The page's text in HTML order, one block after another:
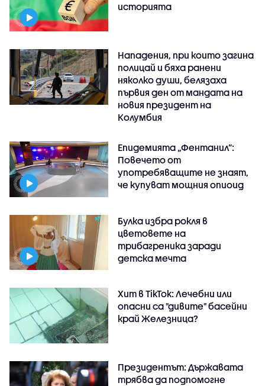
историята
Нападения, при които загина
полицай и бяха ранени
няколко души, белязаха
първия ден от мандата на
новия президент на
Колумбия
Епидемията „Фентанил”:
Повечето от
употребяващите не знаят,
че купуват мощния опиоид
Булка избра рокля в
цветовете на
трибагреника заради
детска мечта
Хит в TikTok: Лечебни или
опасни са "дивите" басейни
край Железница?
Президентът: Държавата
трябва да подпомогне